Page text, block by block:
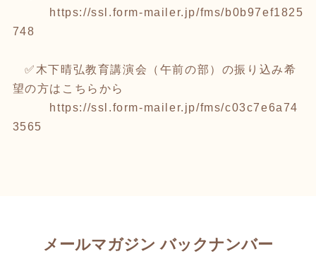
https://ssl.form-mailer.jp/fms/b0b97ef1825
748
✅木下晴弘教育講演会（午前の部）の振り込み希
望の方はこちらから
https://ssl.form-mailer.jp/fms/c03c7e6a74
3565
メールマガジン バックナンバー